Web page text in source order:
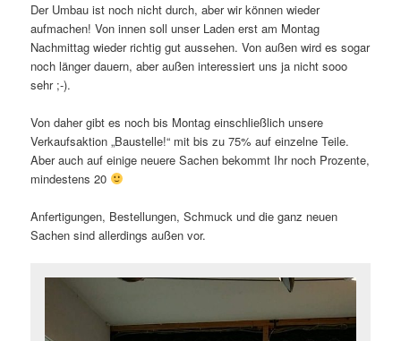
Der Umbau ist noch nicht durch, aber wir können wieder
aufmachen! Von innen soll unser Laden erst am Montag
Nachmittag wieder richtig gut aussehen. Von außen wird es sogar
noch länger dauern, aber außen interessiert uns ja nicht sooo
sehr ;-).
Von daher gibt es noch bis Montag einschließlich unsere
Verkaufsaktion „Baustelle!“ mit bis zu 75% auf einzelne Teile.
Aber auch auf einige neuere Sachen bekommt Ihr noch Prozente,
mindestens 20
Anfertigungen, Bestellungen, Schmuck und die ganz neuen
Sachen sind allerdings außen vor.